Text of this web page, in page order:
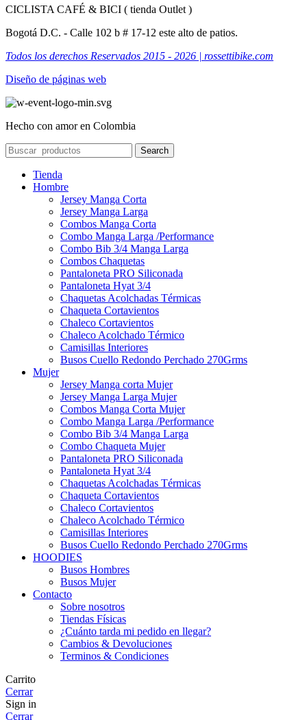
CICLISTA CAFÉ & BICI ( tienda Outlet )
Bogotá D.C. - Calle 102 b # 17-12 este alto de patios.
Todos los derechos Reservados 2015 - 2026 | rossettibike.com
Diseño de páginas web
Hecho con amor en Colombia
Search
Tienda
Hombre
Jersey Manga Corta
Jersey Manga Larga
Combos Manga Corta
Combo Manga Larga /Performance
Combo Bib 3/4 Manga Larga
Combos Chaquetas
Pantaloneta PRO Siliconada
Pantaloneta Hyat 3/4
Chaquetas Acolchadas Térmicas
Chaqueta Cortavientos
Chaleco Cortavientos
Chaleco Acolchado Térmico
Camisillas Interiores
Busos Cuello Redondo Perchado 270Grms
Mujer
Jersey Manga corta Mujer
Jersey Manga Larga Mujer
Combos Manga Corta Mujer
Combo Manga Larga /Performance
Combo Bib 3/4 Manga Larga
Combo Chaqueta Mujer
Pantaloneta PRO Siliconada
Pantaloneta Hyat 3/4
Chaquetas Acolchadas Térmicas
Chaqueta Cortavientos
Chaleco Cortavientos
Chaleco Acolchado Térmico
Camisillas Interiores
Busos Cuello Redondo Perchado 270Grms
HOODIES
Busos Hombres
Busos Mujer
Contacto
Sobre nosotros
Tiendas Físicas
¿Cuánto tarda mi pedido en llegar?
Cambios & Devoluciones
Terminos & Condiciones
Carrito
Cerrar
Sign in
Cerrar